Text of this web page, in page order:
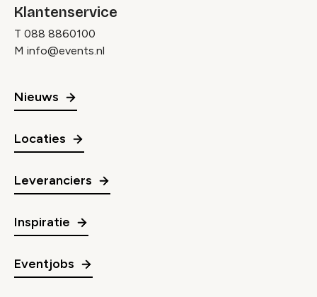
Klantenservice
T 088 8860100
M info@events.nl
Nieuws
Locaties
Leveranciers
Inspiratie
Eventjobs